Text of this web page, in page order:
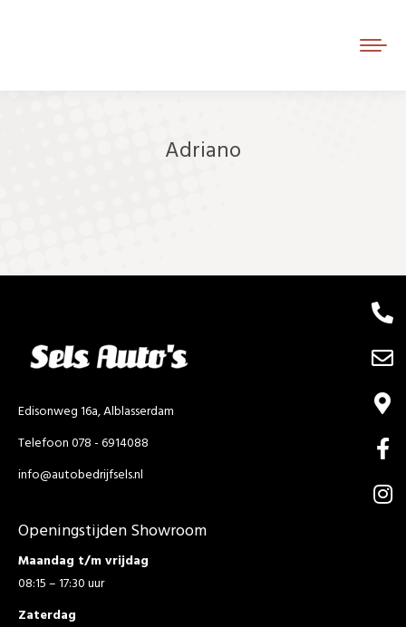
Adriano
Edisonweg 16a, Alblasserdam
Telefoon 078 - 6914088
info@autobedrijfsels.nl
Openingstijden Showroom
Maandag t/m vrijdag
08:15 – 17:30 uur
Zaterdag